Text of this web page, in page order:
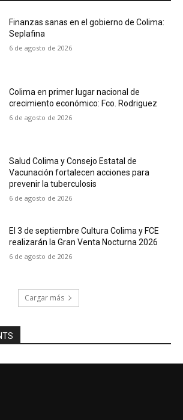
Finanzas sanas en el gobierno de Colima:
Seplafina
6 de agosto de 2026
Colima en primer lugar nacional de
crecimiento económico: Fco. Rodriguez
6 de agosto de 2026
Salud Colima y Consejo Estatal de
Vacunación fortalecen acciones para
prevenir la tuberculosis
6 de agosto de 2026
El 3 de septiembre Cultura Colima y FCE
realizarán la Gran Venta Nocturna 2026
6 de agosto de 2026
Cargar más